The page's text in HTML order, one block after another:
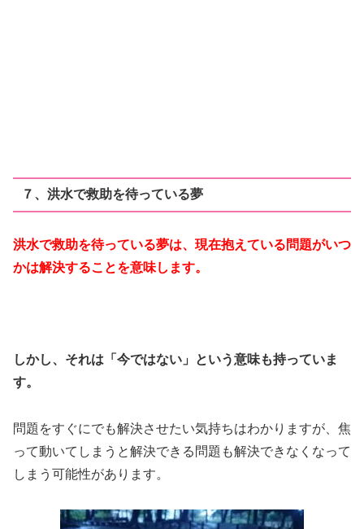
７、洪水で救助を待っている夢
洪水で救助を待っている夢は、現在抱えている問題がいつ
かは解決することを意味します。
しかし、それは「今ではない」という意味も持っていま
す。
問題をすぐにでも解決させたい気持ちはわかりますが、焦
って動いてしまうと解決できる問題も解決できなくなって
しまう可能性があります。